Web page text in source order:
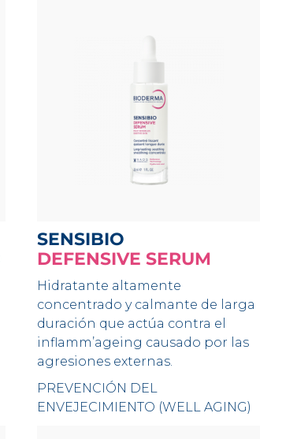
SENSIBIO
DEFENSIVE SERUM
Hidratante altamente
concentrado y calmante de larga
duración que actúa contra el
inflamm’ageing causado por las
agresiones externas.
PREVENCIÓN DEL
ENVEJECIMIENTO (WELL AGING)